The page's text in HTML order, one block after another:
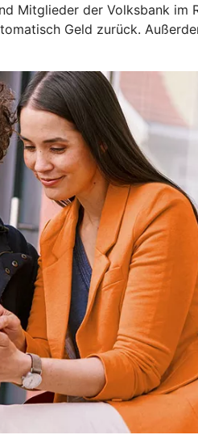
Mitglieder der Volksbank
Geld zurück.